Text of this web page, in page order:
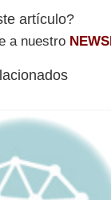
artículo?
a nuestro